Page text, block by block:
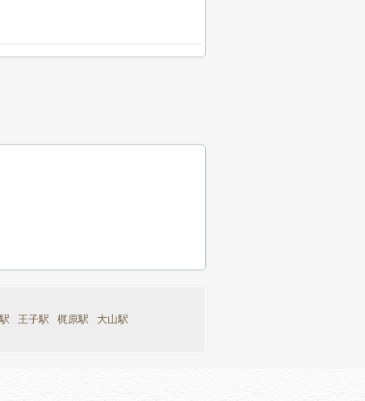
王子駅 梶原駅
大山駅